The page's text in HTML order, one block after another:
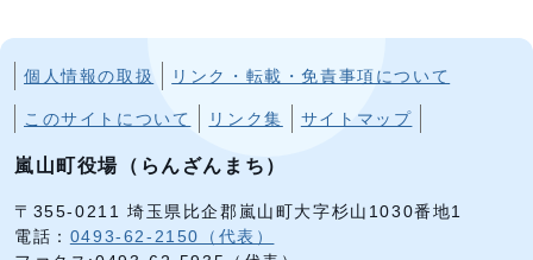
個人情報の取扱 リンク・転載・免責事項について
このサイトについて リンク集 サイトマップ
嵐山町役場（らんざんまち）
〒355-0211 埼玉県比企郡嵐山町大字杉山1030番地1
電話： 0493-62-2150（代表）